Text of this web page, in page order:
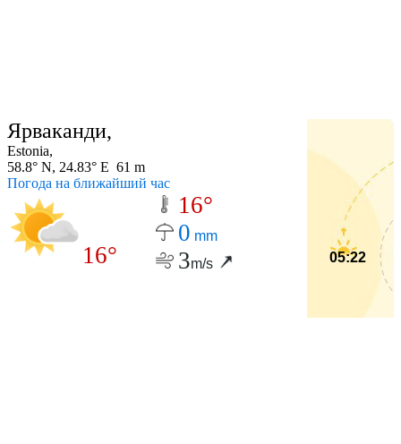
Ярваканди,
Estonia,
58.8° N, 24.83° E 61 m
Погода на ближайший час
16°
16°
0 mm
3m/s 05:22